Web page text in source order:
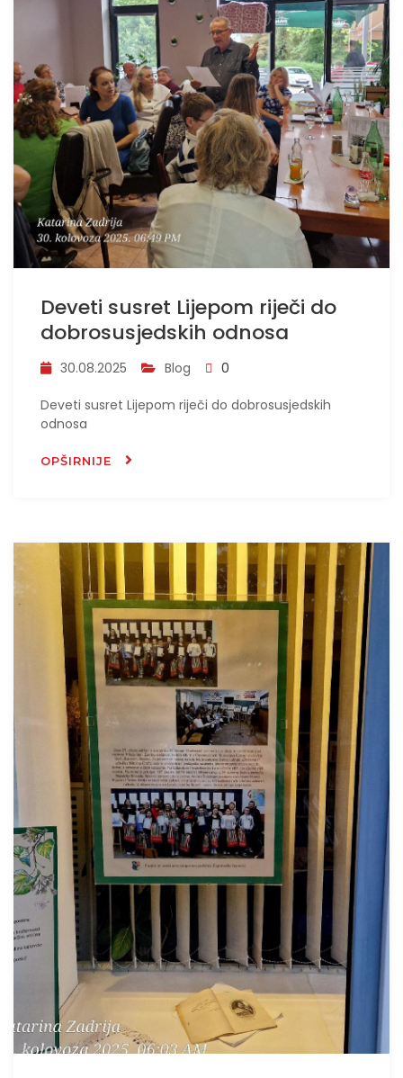
Deveti susret Lijepom riječi do
dobrosusjedskih odnosa
30.08.2025 Blog 0
Deveti susret Lijepom riječi do dobrosusjedskih
odnosa
OPŠIRNIJE